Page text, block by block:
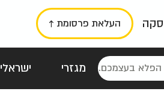
העלאת פרסומת ↑
מגזרי ישראלי
טיפוגרפי